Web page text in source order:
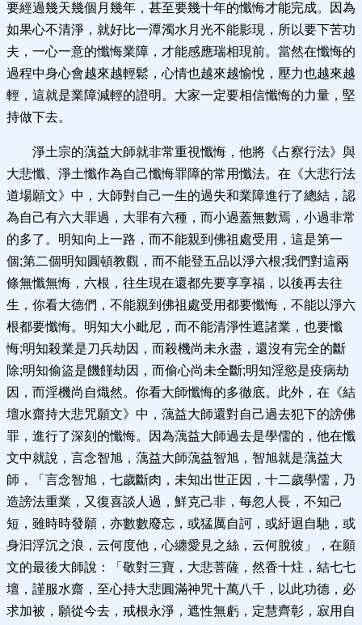
要經過幾天幾個月幾年，甚至要幾十年的懺悔才能完成。因為
如果心不清淨，就好比一潭濁水月光不能影現，所以要下苦功
夫，一心一意的懺悔業障，才能感應瑞相現前。當然在懺悔的
過程中身心會越來越輕鬆，心情也越來越愉悅，壓力也越來越
輕，這就是業障減輕的證明。大家一定要相信懺悔的力量，堅
持做下去。
淨土宗的蕅益大師就非常重視懺悔，他將《占察行法》與
大悲懺、淨土懺作為自己懺悔罪障的常用懺法。在《大悲行法
道場願文》中，大師對自己一生的過失和業障進行了總結，認
為自己有六大罪過，大罪有六種，而小過蓋無數焉，小過非常
的多了。明知向上一路，而不能親到佛祖處受用，這是第一
個;第二個明知圓頓教觀，而不能登五品以淨六根;我們對這兩
條無懺無悔，六根，往生現在還都先要享享福，以後再去往
生，你看大德們，不能親到佛祖處受用都要懺悔，不能以淨六
根都要懺悔。明知大小毗尼，而不能清淨性遮諸業，也要懺
悔;明知殺業是刀兵劫因，而殺機尚未永盡，還沒有完全的斷
除;明知偷盜是饑饉劫因，而偷心尚未全斷;明知淫慾是疫病劫
因，而淫機尚自熾然。你看大師懺悔的多徹底。此外，在《結
壇水齋持大悲咒願文》中，蕅益大師還對自己過去犯下的謗佛
罪，進行了深刻的懺悔。因為蕅益大師過去是學儒的，他在懺
文中就說，言念智旭，蕅益大師蕅益智旭，智旭就是蕅益大
師，「言念智旭，七歲斷肉，未知出世正因，十二歲學儒，乃
造謗法重業，又復喜談人過，鮮克己非，每忽人長，不知己
短，雖時時發願，亦數數廢忘，或猛厲自訶，或紆迴自馳，或
身汩浮沉之浪，云何度他，心纏愛見之絲，云何脫彼」，在願
文的最後大師說：「敬對三寶，大悲菩薩，然香十炷，結七七
壇，謹服水齋，至心持大悲圓滿神咒十萬八千，以此功德，必
求加被，願從今去，戒根永淨，遮性無虧，定慧齊彰，寂用自